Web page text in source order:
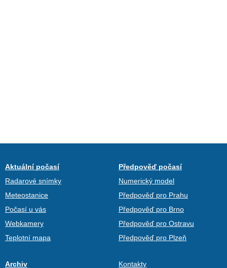
Aktuální počasí
Radarové snímky
Meteostanice
Počasí u vás
Webkamery
Teplotní mapa
Předpověď počasí
Numerický model
Předpověď pro Prahu
Předpověď pro Brno
Předpověď pro Ostravu
Předpověď pro Plzeň
Archiv Kontakty